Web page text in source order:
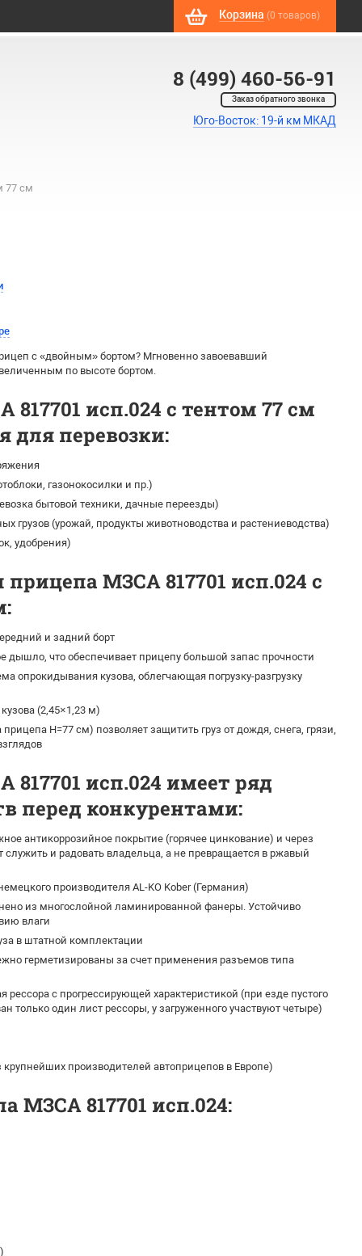
Корзина (0 товаров)
8 (499) 460-56-91
Заказ обратного звонка
Юго-Восток: 19-й км МКАД
77 см
с «двойным» бортом? Мгновенно завоевавший
по высоте бортом.
исп.024 с тентом 77 см
для перевозки:
газонокосилки и пр.)
бытовой техники, дачные переезды)
грузов (урожай, продукты животноводства и растениеводства)
удобрения)
прицепа МЗСА 817701 исп.024 с
и задний борт
дышло, что обеспечивает прицепу большой запас прочности
опрокидывания кузова, облегчающая погрузку-разгрузку
(2,45×1,23 м)
прицепа H=77 см) позволяет защитить груз от дождя, снега, грязи,
исп.024 имеет ряд
перед конкурентами:
антикоррозийное покрытие (горячее цинкование) и через
служить и радовать владельца, а не превращается в ржавый
производителя AL-KO Kober (Германия)
из многослойной ламинированной фанеры. Устойчиво
влаги
в штатной комплектации
герметизированы за счет применения разъемов типа
рессора с прогрессирующей характеристикой (при езде пустого
только один лист рессоры, у загруженного участвуют четыре)
производителей автоприцепов в Европе)
МЗСА 817701 исп.024: